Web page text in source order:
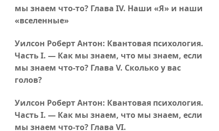
мы знаем что-то? Глава IV. Наши «Я» и наши
«вселенные»
Уилсон Роберт Антон: Квантовая психология.
Часть I. — Как мы знаем, что мы знаем, если
мы знаем что-то? Глава V. Сколько у вас
голов?
Уилсон Роберт Антон: Квантовая психология.
Часть I. — Как мы знаем, что мы знаем, если
мы знаем что-то? Глава VI.